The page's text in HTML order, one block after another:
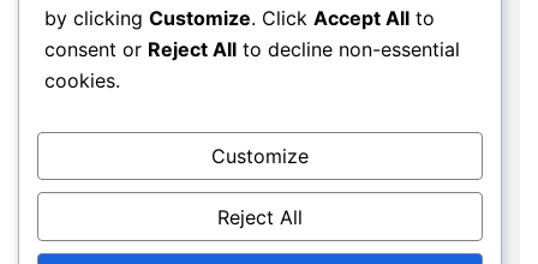
Website
Save my name, email, and website in this
browser for the next time I comment.
by clicking Customize. Click Accept All to
consent or Reject All to decline non-essential
cookies.
Customize
Reject All